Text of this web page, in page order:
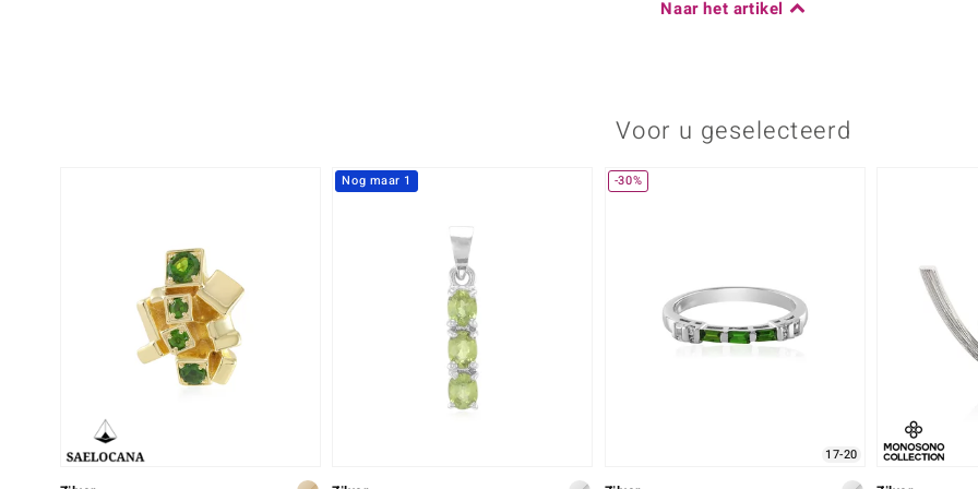
Naar het artikel
Voor u geselecteerd
Nog maar 1 -30%
17-20